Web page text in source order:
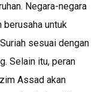
Negara-negara
berusaha untuk
sesuai dengan
Selain itu, peran
Assad akan